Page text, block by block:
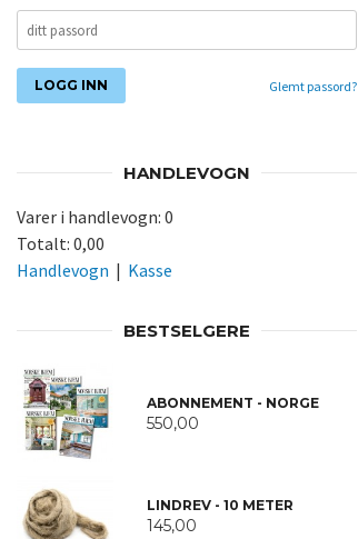
Glemt passord?
HANDLEVOGN
Varer i handlevogn: 0
Totalt: 0,00
Handlevogn | Kasse
BESTSELGERE
ABONNEMENT - NORGE
550,00
LINDREV - 10 METER
145,00